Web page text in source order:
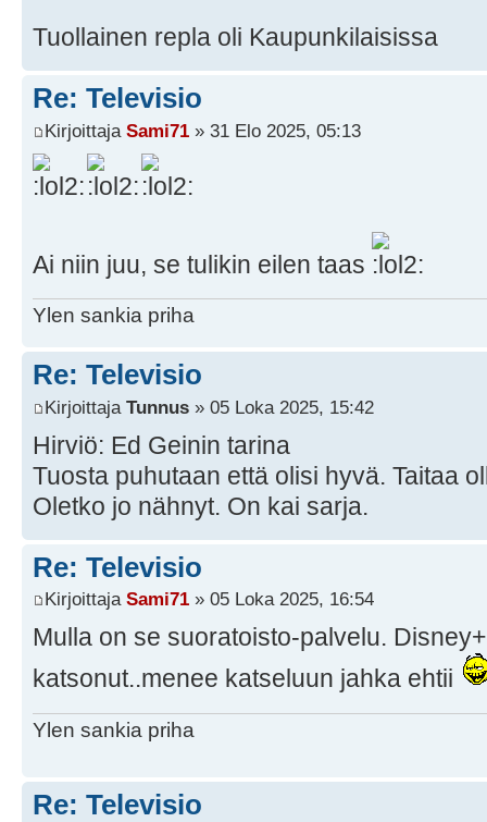
Tuollainen repla oli Kaupunkilaisissa
Re: Televisio
Kirjoittaja Sami71 » 31 Elo 2025, 05:13
Ai niin juu, se tulikin eilen taas
Ylen sankia priha
Re: Televisio
Kirjoittaja Tunnus » 05 Loka 2025, 15:42
Hirviö: Ed Geinin tarina
Tuosta puhutaan että olisi hyvä. Taitaa
Oletko jo nähnyt. On kai sarja.
Re: Televisio
Kirjoittaja Sami71 » 05 Loka 2025, 16:54
Mulla on se suoratoisto-palvelu.
katsonut..menee katseluun jahka ehtii
Ylen sankia priha
Re: Televisio